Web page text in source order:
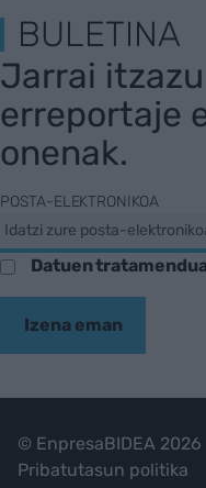
BULETINA
Jarrai
erreportaje
onenak.
POSTA-ELEKTRONIKOA
Datuen
Izena eman
© EnpresaBIDEA 2026
Pribatutasun politika